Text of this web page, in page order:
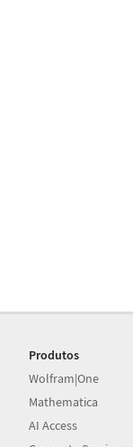
Produtos
Wolfram|One
Mathematica
AI Access